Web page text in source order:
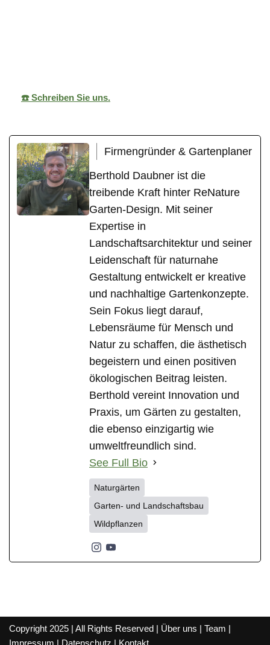
☎️ Schreiben Sie uns.
Firmengründer & Gartenplaner
Berthold Daubner ist die
treibende Kraft hinter ReNature
Garten-Design. Mit seiner
Expertise in
Landschaftsarchitektur und seiner
Leidenschaft für naturnahe
Gestaltung entwickelt er kreative
und nachhaltige Gartenkonzepte.
Sein Fokus liegt darauf,
Lebensräume für Mensch und
Natur zu schaffen, die ästhetisch
begeistern und einen positiven
ökologischen Beitrag leisten.
Berthold vereint Innovation und
Praxis, um Gärten zu gestalten,
die ebenso einzigartig wie
umweltfreundlich sind.
See Full Bio
Naturgärten
Garten- und Landschaftsbau
Wildpflanzen
Copyright 2025 | All Rights Reserved | Über uns | Team |
Impressum | Datenschutz | Kontakt